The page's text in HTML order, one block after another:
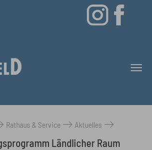
Rathaus & Service Aktuelles
Ländlicher Raum